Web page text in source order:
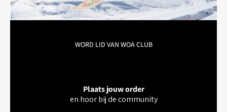
WORD LID VAN WOA CLUB
Plaats jouw order
en hoor bij de community